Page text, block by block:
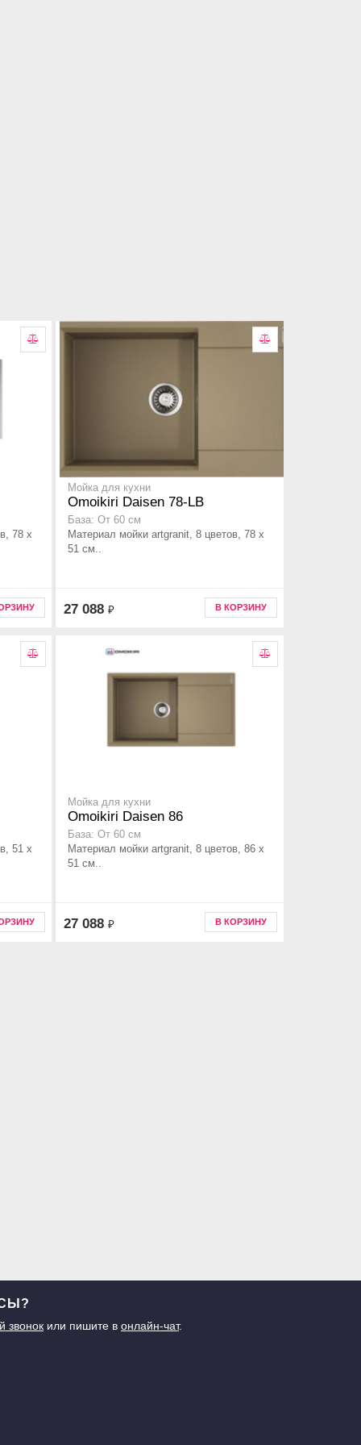
78 x
Мойка для кухни
Omoikiri Daisen 78-LB
База: От 60 см
Материал мойки artgranit, 8 цветов, 78 x
51 см..
27 088 ₽ В КОРЗИНУ
51 x
Мойка для кухни
Omoikiri Daisen 86
База: От 60 см
Материал мойки artgranit, 8 цветов, 86 x
51 см..
27 088 ₽ В КОРЗИНУ
звонокили пишите в онлайн-чат.